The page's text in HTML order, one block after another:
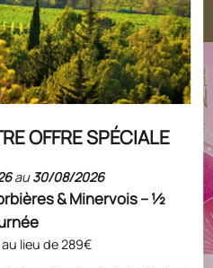
OFFRE SPÉCIALE
au30/08/2026
& Minervois – ½
au lieu de 289€
tout encouleur